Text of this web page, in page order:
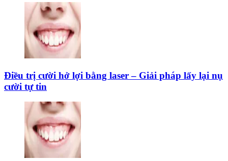
Điều trị cười hở lợi bằng laser – Giải pháp lấy lại nụ
cười tự tin